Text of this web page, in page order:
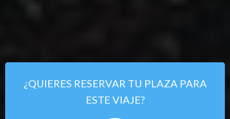
¿QUIERES RESERVAR TU PLAZA PARA
ESTE VIAJE?